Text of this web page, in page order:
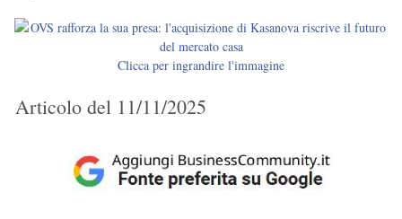
Clicca per ingrandire l'immagine
Articolo del 11/11/2025